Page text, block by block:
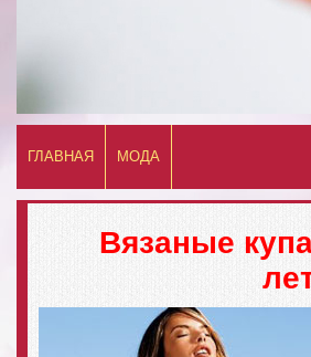
ГЛАВНАЯ МОДА
Вязаные